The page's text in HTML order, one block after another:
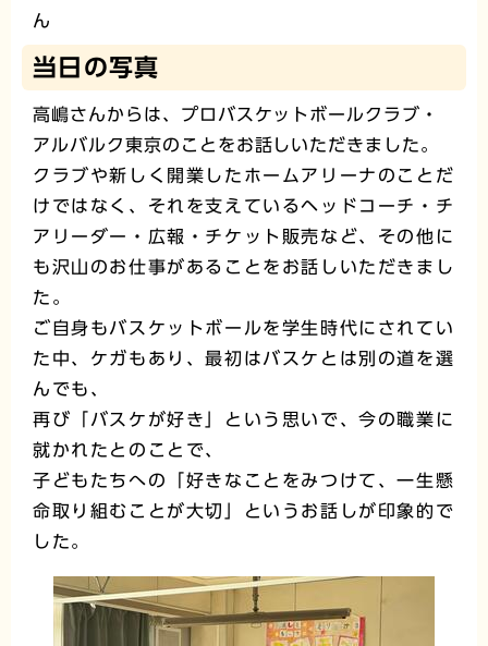
ん
当日の写真
高嶋さんからは、プロバスケットボールクラブ・
アルバルク東京のことをお話しいただきました。
クラブや新しく開業したホームアリーナのことだ
けではなく、それを支えているヘッドコーチ・チ
アリーダー・広報・チケット販売など、その他に
も沢山のお仕事があることをお話しいただきまし
た。
ご自身もバスケットボールを学生時代にされてい
た中、ケガもあり、最初はバスケとは別の道を選
んでも、
再び「バスケが好き」という思いで、今の職業に
就かれたとのことで、
子どもたちへの「好きなことをみつけて、一生懸
命取り組むことが大切」というお話しが印象的で
した。